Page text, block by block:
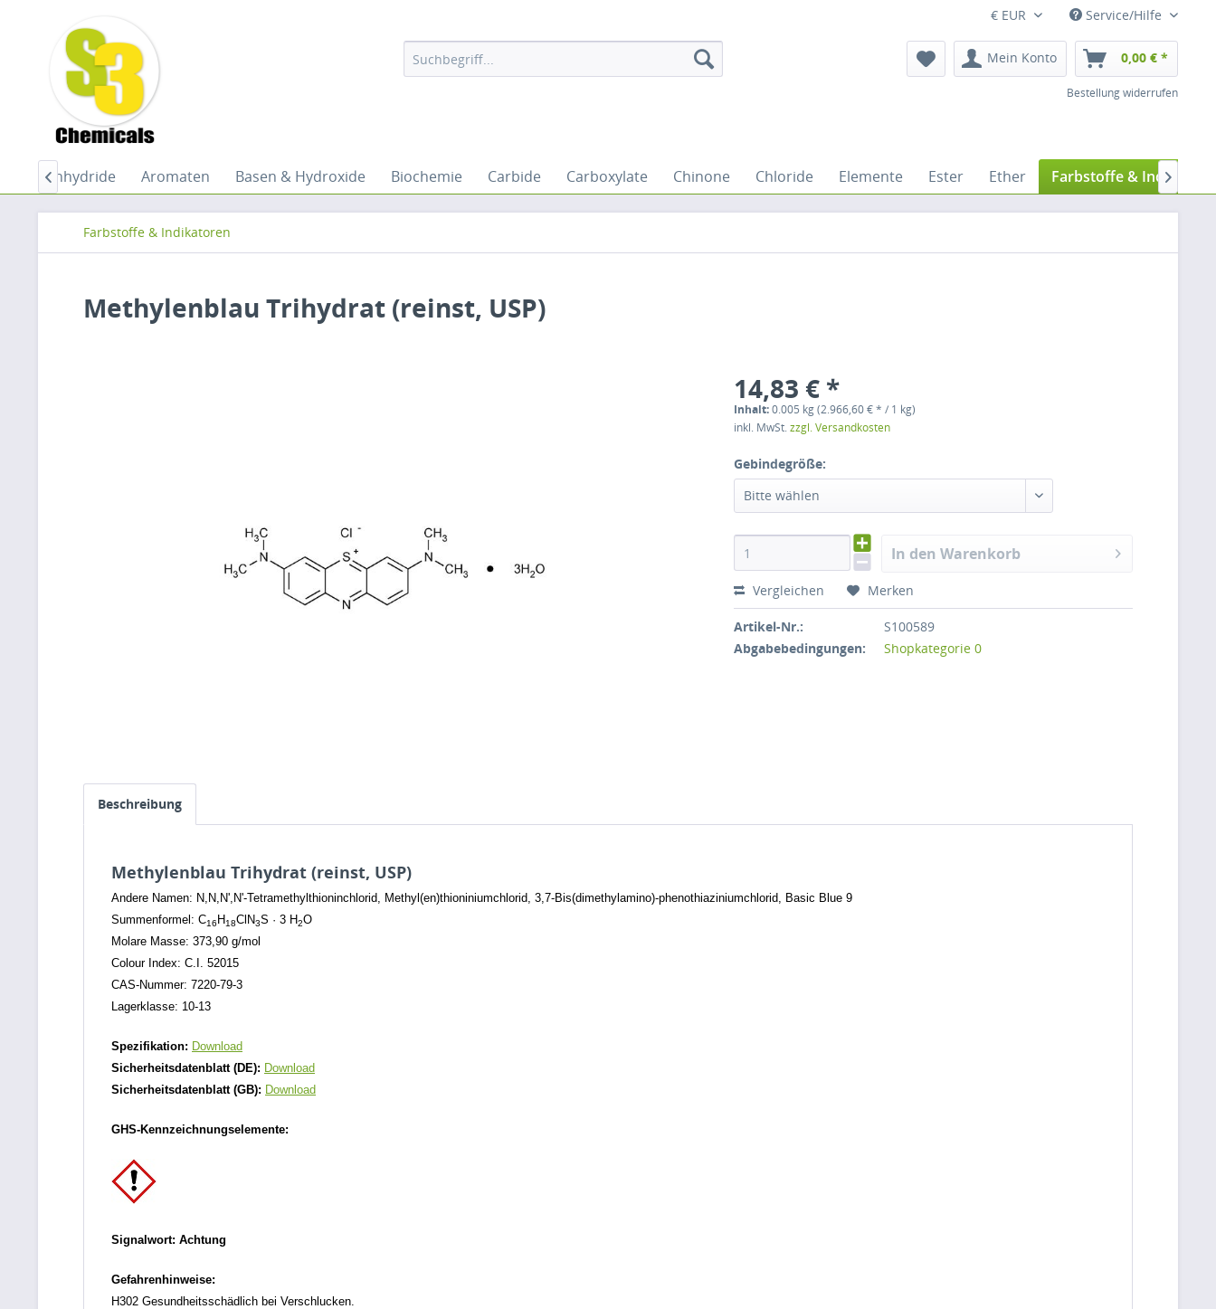
€ EUR Service/Hilfe
Mein Konto 0,00 € *
Bestellung widerrufen
Anhydride Aromaten Basen & Hydroxide Biochemie Carbide Carboxylate Chinone Chloride Elemente Ester Ether Farbstoffe &
 
Farbstoffe & Indikatoren
Methylenblau Trihydrat (reinst, USP)
14,83 € *
Inhalt:0.005 kg (2.966,60 € * / 1 kg)
inkl. MwSt.zzgl. Versandkosten
Gebindegröße:
Bitte wählen
In den Warenkorb
Vergleichen Merken
Artikel-Nr.:
S100589
Abgabebedingungen:
Shopkategorie 0
Beschreibung
Methylenblau Trihydrat (reinst, USP)
Andere Namen: N,N,N',N'-Tetramethylthioninchlorid, Methyl(en)thioniniumchlorid, 3,7-Bis(dimethylamino)-phenothiaziniumchlorid, Basic Blue 9
Summenformel: C16 H18ClN3S · 3 H2O
Molare Masse: 373,90 g/mol
Colour Index: C.I. 52015
CAS-Nummer: 7220-79-3
Lagerklasse: 10-13
Spezifikation: Download
Sicherheitsdatenblatt (DE): Download
Sicherheitsdatenblatt (GB): Download
GHS-Kennzeichnungselemente:
Signalwort: Achtung
Gefahrenhinweise:
H302 Gesundheitsschädlich bei Verschlucken.